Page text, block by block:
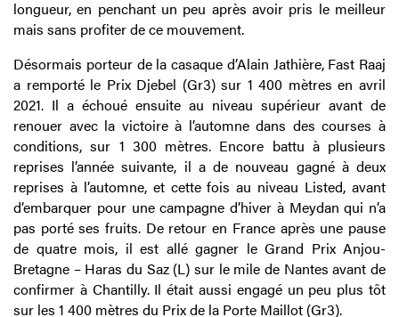
longueur, en penchant un peu après avoir pris le meilleur
mais sans profiter de ce mouvement.
Désormais porteur de la casaque d’Alain Jathière, Fast Raaj
a remporté le Prix Djebel (Gr3) sur 1 400 mètres en avril
2021. Il a échoué ensuite au niveau supérieur avant de
renouer avec la victoire à l’automne dans des courses à
conditions, sur 1 300 mètres. Encore battu à plusieurs
reprises l’année suivante, il a de nouveau gagné à deux
reprises à l’automne, et cette fois au niveau Listed, avant
d’embarquer pour une campagne d’hiver à Meydan qui n’a
pas porté ses fruits. De retour en France après une pause
de quatre mois, il est allé gagner le Grand Prix Anjou-
Bretagne – Haras du Saz (L) sur le mile de Nantes avant de
confirmer à Chantilly. Il était aussi engagé un peu plus tôt
sur les 1 400 mètres du Prix de la Porte Maillot (Gr3).